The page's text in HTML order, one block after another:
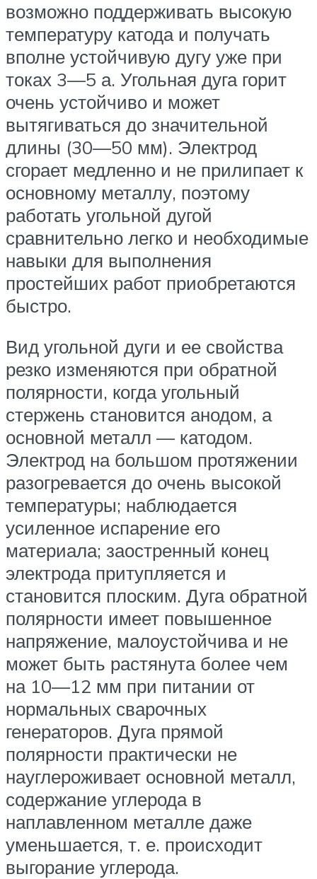
возможно поддерживать высокую
температуру катода и получать
вполне устойчивую дугу уже при
токах 3—5 а. Угольная дуга горит
очень устойчиво и может
вытягиваться до значительной
длины (30—50 мм). Электрод
сгорает медленно и не прилипает к
основному металлу, поэтому
работать угольной дугой
сравнительно легко и необходимые
навыки для выполнения
простейших работ приобретаются
быстро.
Вид угольной дуги и ее свойства
резко изменяются при обратной
полярности, когда угольный
стержень становится анодом, а
основной металл — катодом.
Электрод на большом протяжении
разогревается до очень высокой
температуры; наблюдается
усиленное испарение его
материала; заостренный конец
электрода притупляется и
становится плоским. Дуга обратной
полярности имеет повышенное
напряжение, малоустойчива и не
может быть растянута более чем
на 10—12 мм при питании от
нормальных сварочных
генераторов. Дуга прямой
полярности практически не
науглероживает основной металл,
содержание углерода в
наплавленном металле даже
уменьшается, т. е. происходит
выгорание углерода.